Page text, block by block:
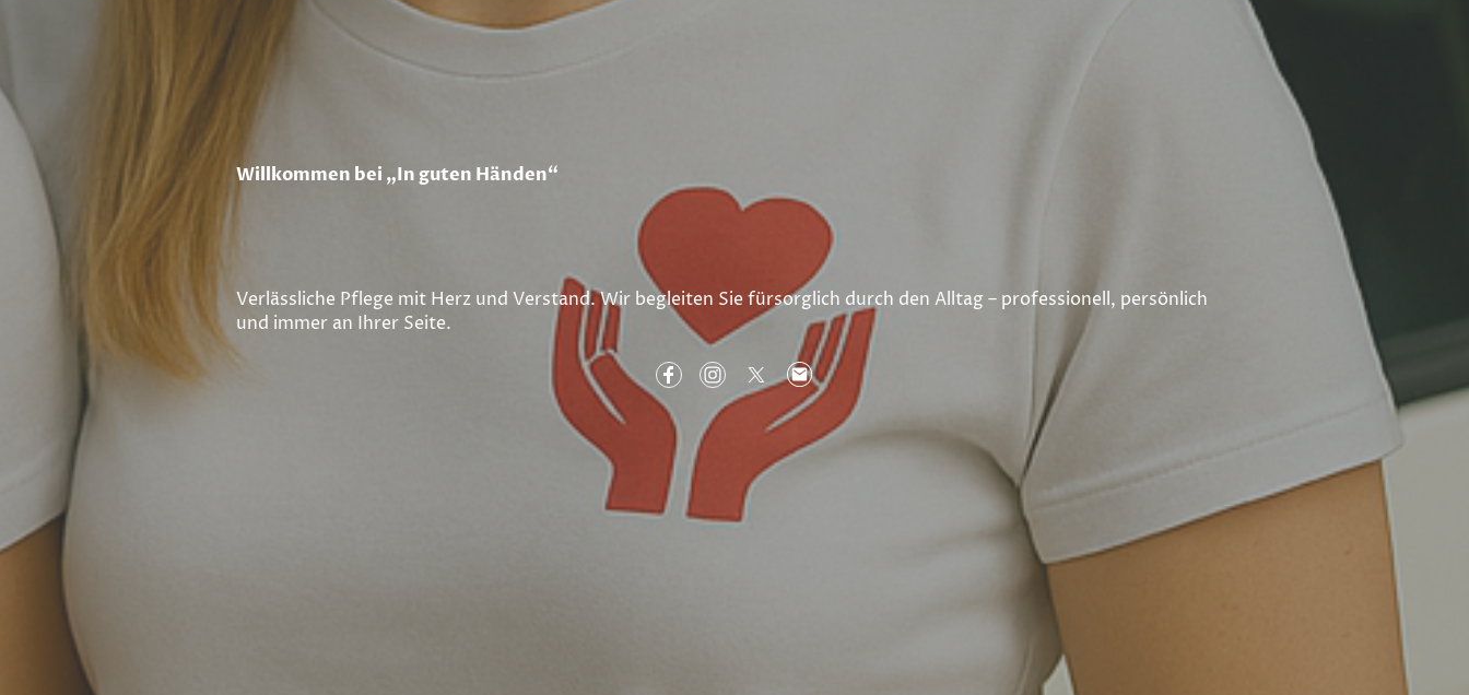
Willkommen bei „In guten Händen“
Verlässliche Pflege mit Herz und Verstand. Wir begleiten Sie fürsorglich durch den Alltag – professionell, persönlich
und immer an Ihrer Seite.